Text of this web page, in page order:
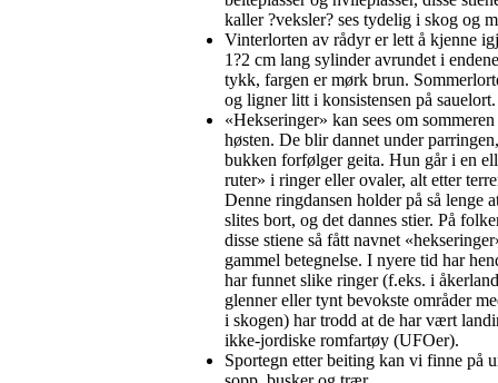
kaller ?veksler? ses tydelig i skog og
Vinterlorten av rådyr er lett å kjenne
1?2 cm lang sylinder avrundet i
tykk, fargen er mørk brun.
og ligner litt i konsistensen på sauelort.
«Hekseringer» kan sees om
høsten. De blir dannet under
bukken forfølger geita. Hun går i en
ruter» i ringer eller ovaler, alt etter
Denne ringdansen holder på så lenge
slites bort, og det dannes stier. På
disse stiene så fått navnet
gammel betegnelse. I nyere tid har
har funnet slike ringer (f.eks. i
glenner eller tynt bevokste områder
i skogen) har trodd at de har vært
ikke-jordiske romfartøy (UFOer).
Sportegn etter beiting kan vi finne på